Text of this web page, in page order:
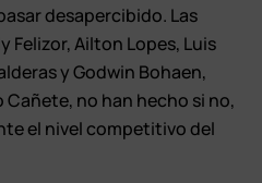
desapercibido. Las
Felizor, Ailton Lopes, Luis
y Godwin Bohaen,
no han hecho si no,
el nivel competitivo del